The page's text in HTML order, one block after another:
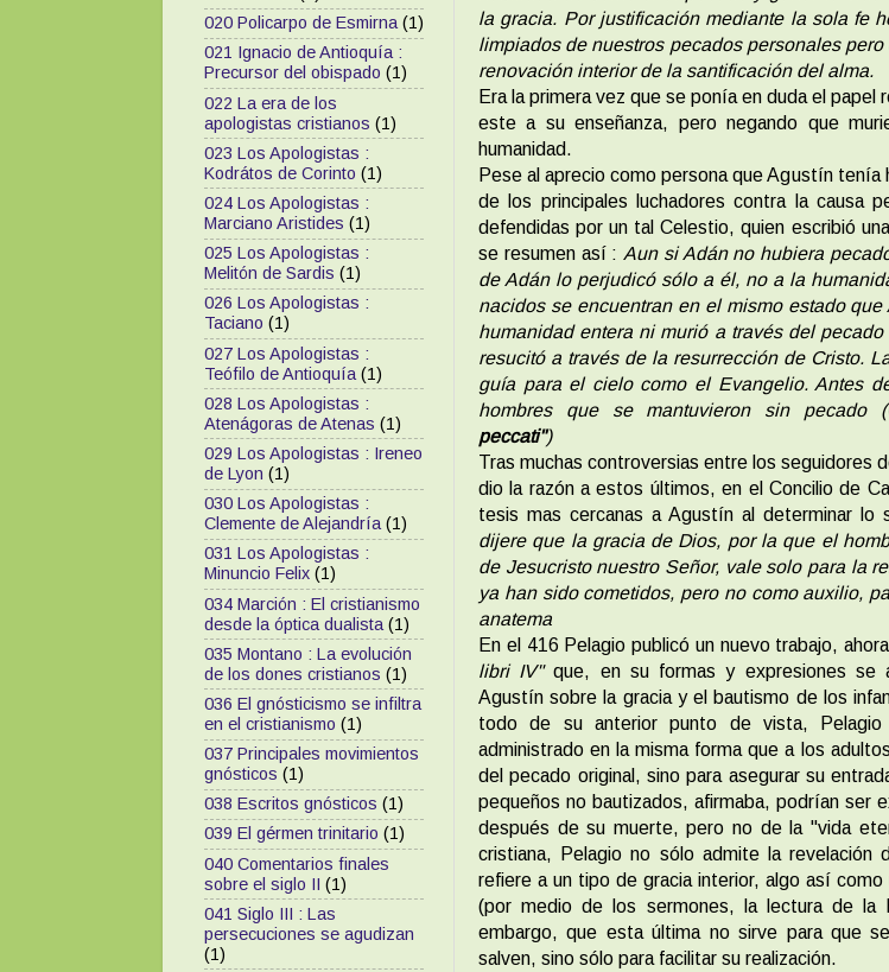
la gracia. Por justificación mediante la sola fe
limpiados de nuestros pecados personales
renovación interior de la santificación del alma.
Era la primera vez que se ponía en duda el
este a su enseñanza, pero negando que
humanidad.
Pese al aprecio como persona que Agustín tenía
de los principales luchadores contra la causa
defendidas por un tal Celestio, quien escribió
se resumen así : Aun si Adán no hubiera
de Adán lo perjudicó sólo a él, no a la
nacidos se encuentran en el mismo estado
humanidad entera ni murió a través del
resucitó a través de la resurrección de Cristo.
guía para el cielo como el Evangelio. Antes
hombres que se mantuvieron sin pecado (
peccati")
Tras muchas controversias entre los seguidores
dio la razón a estos últimos, en el Concilio de
tesis mas cercanas a Agustín al determinar lo
dijere que la gracia de Dios, por la que el
de Jesucristo nuestro Señor, vale solo para la
ya han sido cometidos, pero no como auxilio,
anatema
En el 416 Pelagio publicó un nuevo trabajo,
libri IV"que, en su formas y expresiones se
Agustín sobre la gracia y el bautismo de los
todo de su anterior punto de vista,
administrado en la misma forma que a los
del pecado original, sino para asegurar su
pequeños no bautizados, afirmaba, podrían ser
después de su muerte, pero no de la "vida
cristiana, Pelagio no sólo admite la revelación
refiere a un tipo de gracia interior, algo así como
(por medio de los sermones, la lectura de la
embargo, que esta última no sirve para que
salven, sino sólo para facilitar su realización.
020 Policarpo de Esmirna (1)
021 Ignacio de Antioquía :
Precursor del obispado (1)
022 La era de los
apologistas cristianos (1)
023 Los Apologistas :
Kodrátos de Corinto (1)
024 Los Apologistas :
Marciano Aristides (1)
025 Los Apologistas :
Melitón de Sardis (1)
026 Los Apologistas :
Taciano (1)
027 Los Apologistas :
Teófilo de Antioquía (1)
028 Los Apologistas :
Atenágoras de Atenas (1)
029 Los Apologistas : Ireneo
de Lyon (1)
030 Los Apologistas :
Clemente de Alejandría (1)
031 Los Apologistas :
Minuncio Felix (1)
034 Marción : El cristianismo
desde la óptica dualista (1)
035 Montano : La evolución
de los dones cristianos (1)
036 El gnósticismo se infiltra
en el cristianismo (1)
037 Principales movimientos
gnósticos (1)
038 Escritos gnósticos (1)
039 El gérmen trinitario (1)
040 Comentarios finales
sobre el siglo II (1)
041 Siglo III : Las
persecuciones se agudizan
(1)